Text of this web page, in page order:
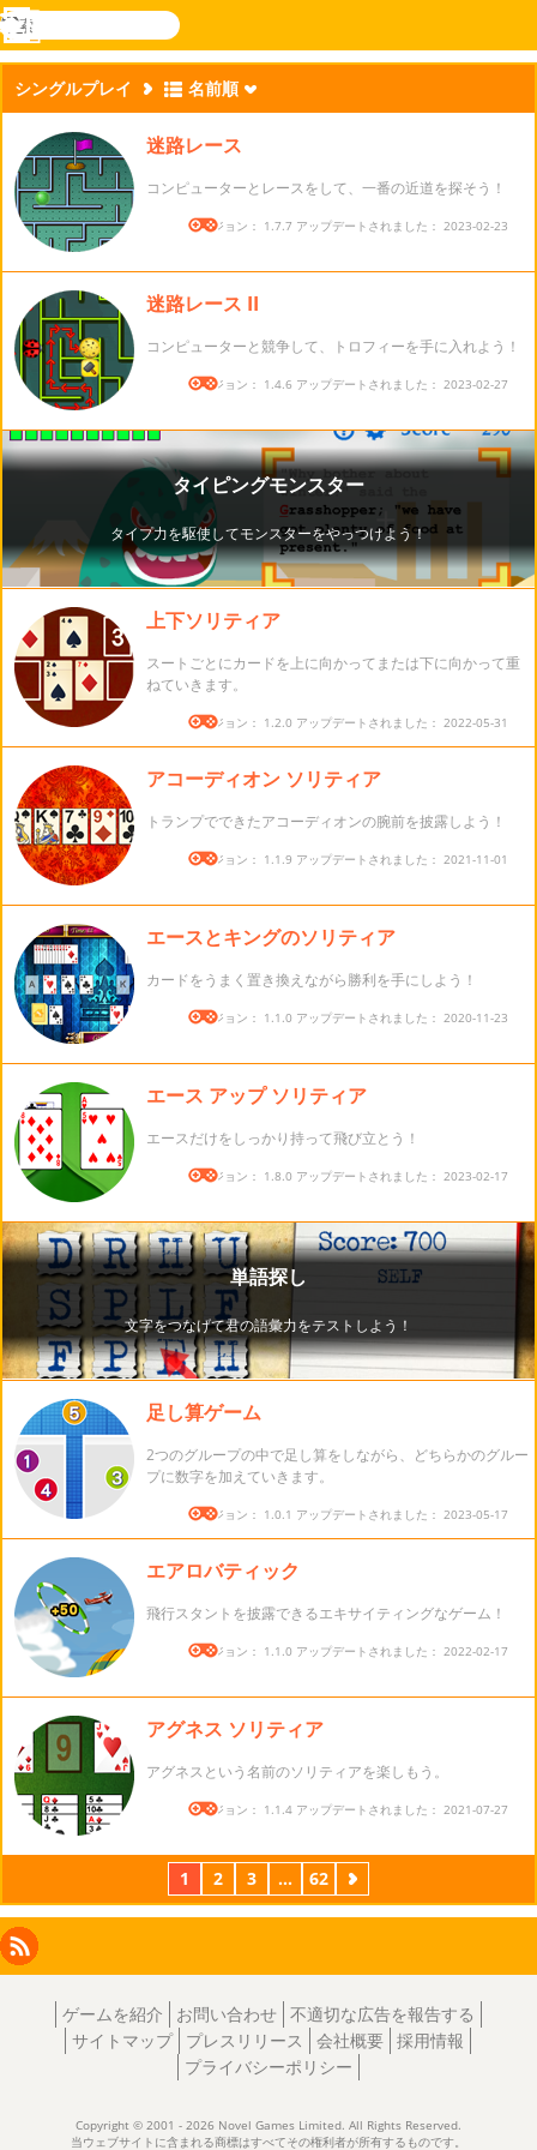
Novel
検
索
ログ
メ
ニ
ー
シングルプレイ 名前順
迷路レース
コンピューターとレースをして、一番の近道を探そう！
バージョン： 1.7.7 アップデートされました： 2023-02-23
迷路レース II
コンピューターと競争して、トロフィーを手に入れよう！
バージョン： 1.4.6 アップデートされました： 2023-02-27
上下ソリティア
スートごとにカードを上に向かってまたは下に向かって重
ねていきます。
バージョン： 1.2.0 アップデートされました： 2022-05-31
アコーディオン ソリティア
トランプでできたアコーディオンの腕前を披露しよう！
バージョン： 1.1.9 アップデートされました： 2021-11-01
エースとキングのソリティア
カードをうまく置き換えながら勝利を手にしよう！
バージョン： 1.1.0 アップデートされました： 2020-11-23
エース アップ ソリティア
エースだけをしっかり持って飛び立とう！
バージョン： 1.8.0 アップデートされました： 2023-02-17
足し算ゲーム
2つのグループの中で足し算をしながら、どちらかのグルー
プに数字を加えていきます。
バージョン： 1.0.1 アップデートされました： 2023-05-17
エアロバティック
飛行スタントを披露できるエキサイティングなゲーム！
バージョン： 1.1.0 アップデートされました： 2022-02-17
アグネス ソリティア
アグネスという名前のソリティアを楽しもう。
バージョン： 1.1.4 アップデートされました： 2021-07-27
1 2 3 ... 62 次
Facebook
Instagram
X
LinkedIn
RSS
ゲームを紹介 お問い合わせ
不適切な広告を報告する
サイトマップ
プレスリリース 会社概要 採用情報
プライバシーポリシー
Copyright © 2001 - 2026 Novel Games Limited. All Rights Reserved.
当ウェブサイトに含まれる商標はすべてその権利者が所有するものです。